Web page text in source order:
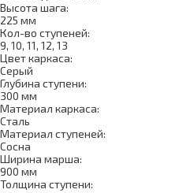
Высота шага:
225 мм
Кол-во ступеней:
9, 10, 11, 12, 13
Цвет каркаса:
Серый
Глубина ступени:
300 мм
Материал каркаса:
Сталь
Материал ступеней:
Сосна
Ширина марша:
900 мм
Толщина ступени: